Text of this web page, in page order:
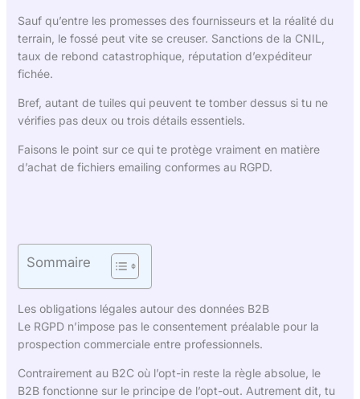
Sauf qu’entre les promesses des fournisseurs et la réalité du
terrain, le fossé peut vite se creuser. Sanctions de la CNIL,
taux de rebond catastrophique, réputation d’expéditeur
fichée.
Bref, autant de tuiles qui peuvent te tomber dessus si tu ne
vérifies pas deux ou trois détails essentiels.
Faisons le point sur ce qui te protège vraiment en matière
d’achat de fichiers emailing conformes au RGPD.
Sommaire
Les obligations légales autour des données B2B
Le RGPD n’impose pas le consentement préalable pour la
prospection commerciale entre professionnels.
Contrairement au B2C où l’opt-in reste la règle absolue, le
B2B fonctionne sur le principe de l’opt-out. Autrement dit, tu